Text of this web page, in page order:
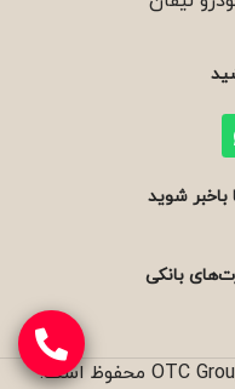
شوید
بانکی